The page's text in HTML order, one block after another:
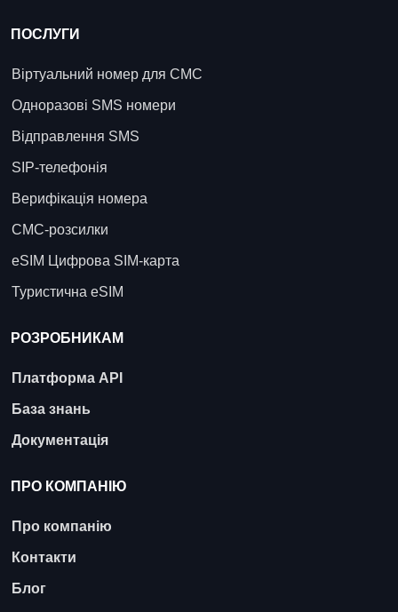
ПОСЛУГИ
Віртуальний номер для СМС
Одноразові SMS номери
Відправлення SMS
SIP-телефонія
Верифікація номера
СМС-розсилки
eSIM Цифрова SIM-карта
Туристична eSIM
РОЗРОБНИКАМ
Платформа API
База знань
Документація
ПРО КОМПАНІЮ
Про компанію
Контакти
Блог